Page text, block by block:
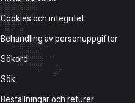
Cookies och integritet
Behandling av personuppgifter
Sökord
Sök
Beställningar och returer